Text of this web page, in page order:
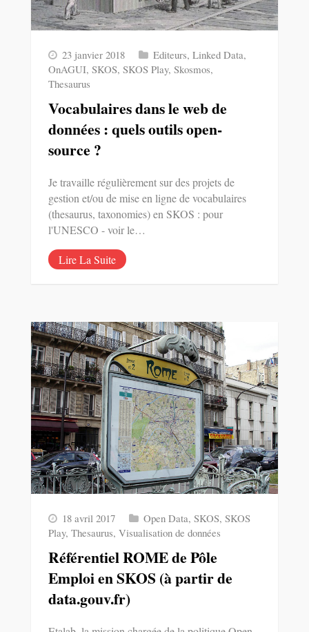
23 janvier 2018 Editeurs, Linked Data,
OnAGUI, SKOS, SKOS Play, Skosmos,
Thesaurus
Vocabulaires dans le web de
données : quels outils open-
source ?
Je travaille régulièrement sur des projets de
gestion et/ou de mise en ligne de vocabulaires
(thesaurus, taxonomies) en SKOS : pour
l'UNESCO - voir le…
Lire La Suite
18 avril 2017 Open Data, SKOS, SKOS
Play, Thesaurus, Visualisation de données
Référentiel ROME de Pôle
Emploi en SKOS (à partir de
data.gouv.fr)